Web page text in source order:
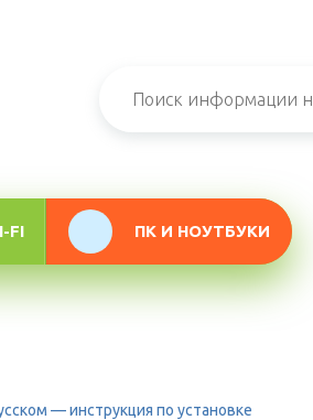
FI ПК И НОУТБУКИ
— инструкция по установке